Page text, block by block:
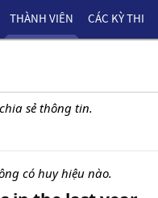
THÀNH VIÊN CÁC KỲ THI
sẻ thông tin.
có huy hiệu nào.